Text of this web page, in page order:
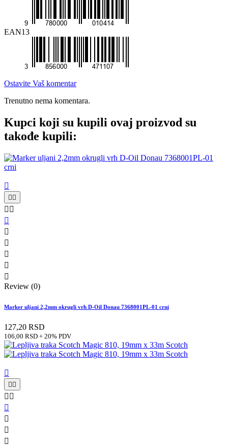
EAN13
Ostavite Vaš komentar
Trenutno nema komentara.
Kupci koji su kupili ovaj proizvod su
takođe kupili:


 






Review (0)
Marker uljani 2,2mm okrugli vrh D-Oil Donau 7368001PL-01 crni
127,20 RSD
106,00 RSD + 20% PDV


 



